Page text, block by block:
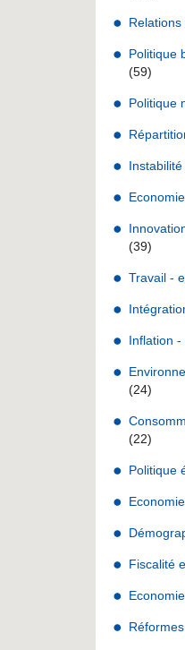
Politique
(59)
Politique
(39)
Travail -
Inflation -
(24)
(22)
Politique
Fiscalité